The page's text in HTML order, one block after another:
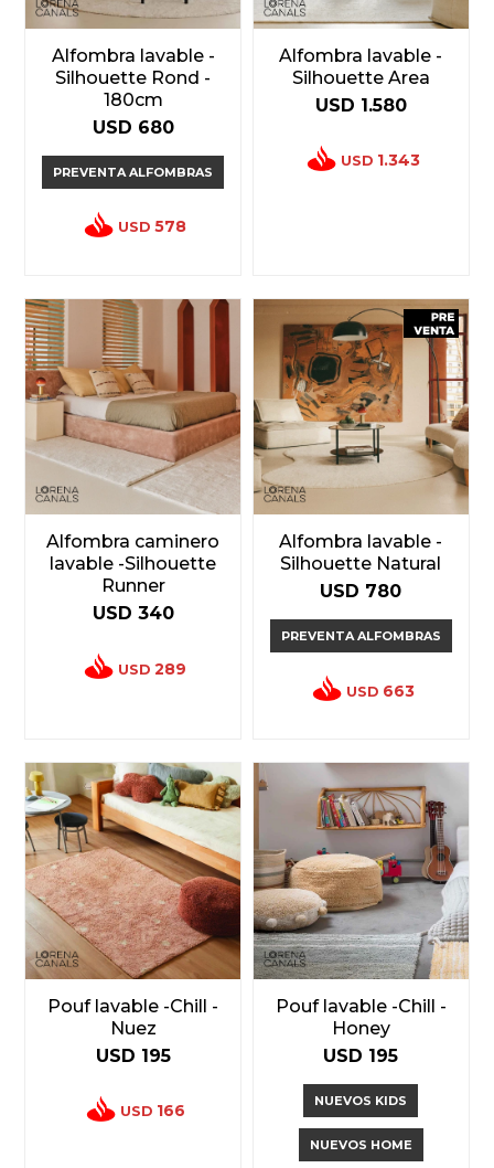
Alfombra lavable -
Silhouette Rond -
180cm
USD 680
PREVENTA ALFOMBRAS
USD 578
Alfombra lavable -
Silhouette Area
USD 1.580
USD 1.343
Alfombra caminero
lavable -Silhouette
Runner
USD 340
USD 289
Alfombra lavable -
Silhouette Natural
USD 780
PREVENTA ALFOMBRAS
USD 663
Pouf lavable -Chill -
Nuez
USD 195
USD 166
Pouf lavable -Chill -
Honey
USD 195
NUEVOS KIDS
NUEVOS HOME